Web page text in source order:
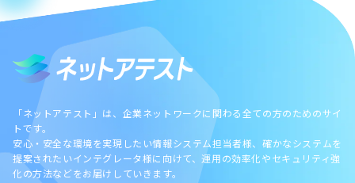
「ネットアテスト」は、企業ネットワークに関わる全ての方のためのサイ
トです。
安心・安全な環境を実現したい情報システム担当者様、確かなシステムを
提案されたいインテグレータ様に向けて、運用の効率化やセキュリティ強
化の方法などをお届けしていきます。